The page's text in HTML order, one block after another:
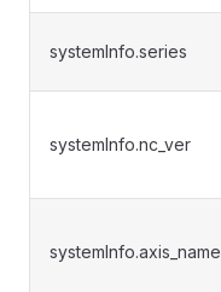
systemInfo.series
systemInfo.nc_ver
systemInfo.axis_name